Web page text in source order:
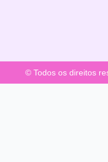
© Todos os direitos